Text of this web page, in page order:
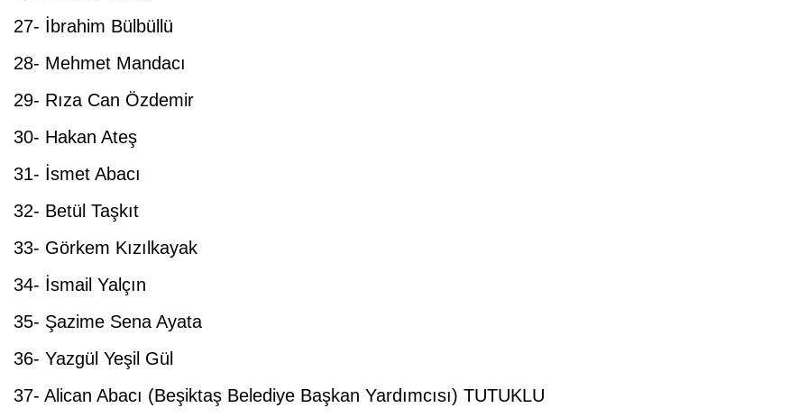
27- İbrahim Bülbüllü
28- Mehmet Mandacı
29- Rıza Can Özdemir
30- Hakan Ateş
31- İsmet Abacı
32- Betül Taşkıt
33- Görkem Kızılkayak
34- İsmail Yalçın
35- Şazime Sena Ayata
36- Yazgül Yeşil Gül
37- Alican Abacı (Beşiktaş Belediye Başkan Yardımcısı) TUTUKLU